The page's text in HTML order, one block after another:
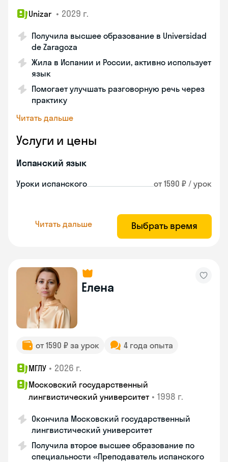
Unizar • 2029 г.
Получила высшее образование в Universidad
de Zaragoza
Жила в Испании и России, активно использует
язык
Помогает улучшать разговорную речь через
практику
Читать дальше
Услуги и цены
Испанский язык
Уроки испанского от 1590 ₽ / урок
Читать дальше Выбрать время
Елена
от 1590 ₽ за урок 4 года опыта
МГЛУ • 2026 г.
Московский государственный
лингвистический университет • 1998 г.
Окончила Московский государственный
лингвистический университет
Получила второе высшее образование по
специальности «Преподаватель испанского